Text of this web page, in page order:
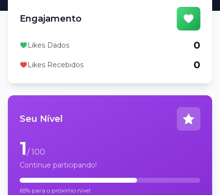
Engajamento
Likes Dados 0
Likes Recebidos 0
Seu Nível
1/ 100
Continue participando!
65% para o próximo nível